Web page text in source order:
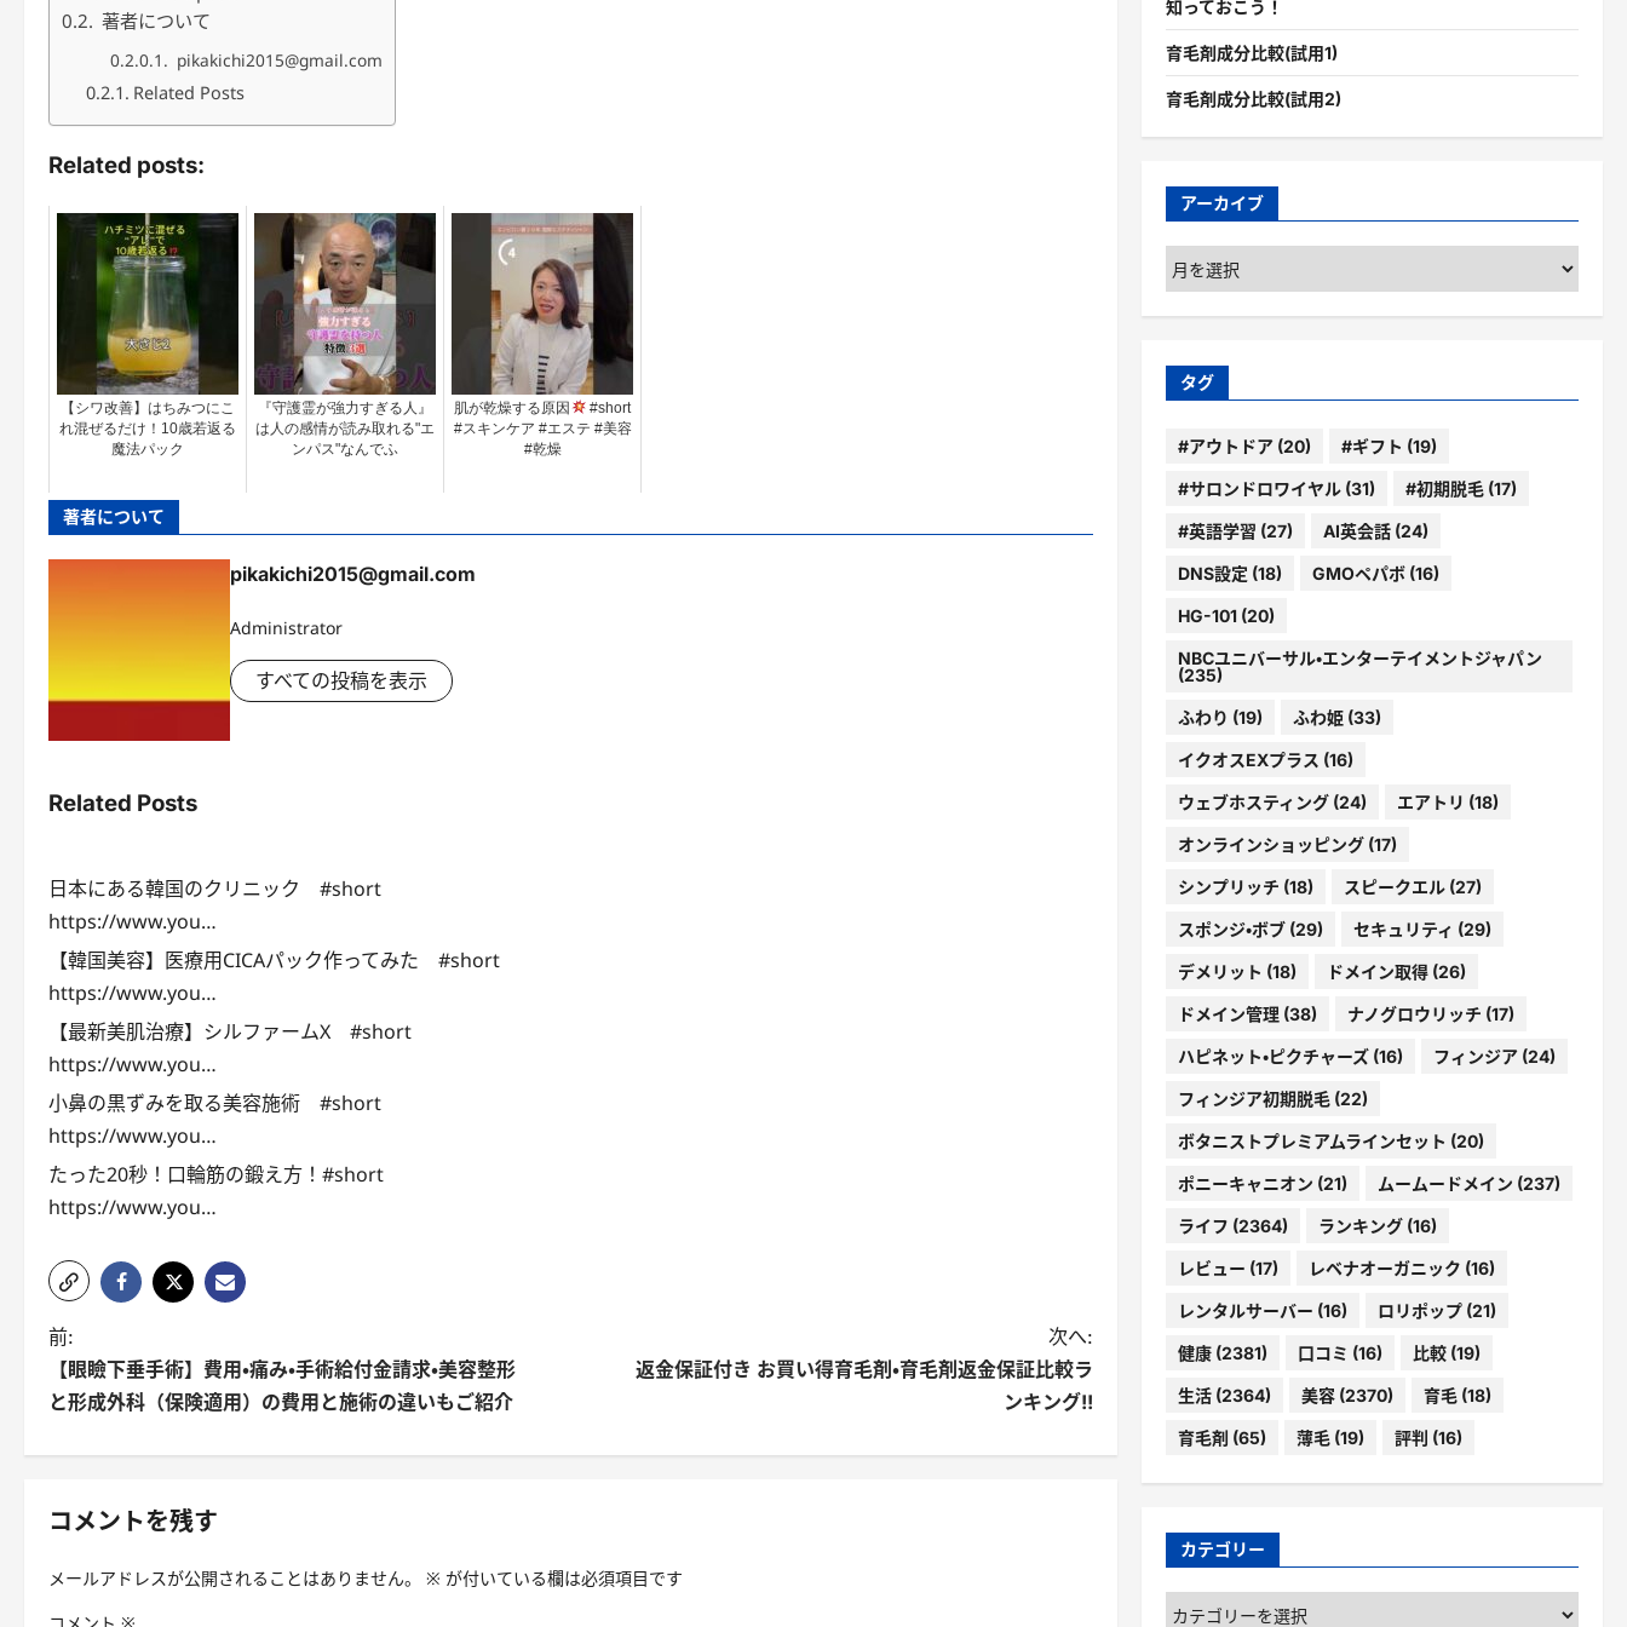
著者について
pikakichi2015@gmail.com
Related Posts
Related posts:
【シワ改善】はちみつにこ
れ混ぜるだけ！10歳若返る
魔法パック
『守護霊が強力すぎる人』
は人の感情が読み取れる"エ
ンパス"なんでふ
肌が乾燥する原因
#short
#スキンケア #エステ #美容
#乾燥
著者について
pikakichi2015@gmail.com
Administrator
すべての投稿を表示
Related Posts
日本にある韓国のクリニック #short
https://www.you…
【韓国美容】医療用CICAパック作ってみた #short
https://www.you…
【最新美肌治療】シルファームX #short
https://www.you…
小鼻の黒ずみを取る美容施術 #short
https://www.you…
たった20秒！口輪筋の鍛え方！#short
https://www.you…
投
稿
ゲ
前:
【眼瞼下垂手術】費用・痛み・手術給付金請求・美容整形
と形成外科（保険適用）の費用と施術の違いもご紹介
次へ:
返金保証付き お買い得育毛剤・育毛剤返金保証比較ラ
ンキング!!
コメントを残す
メールアドレスが公開されることはありません。 ※ が付いている欄は必須項目です
知っておこう！
育毛剤成分比較(試用1)
育毛剤成分比較(試用2)
アーカイブ
ア
ー
カ
ブ
タグ
#アウトドア(20) #ギフト (19)
#サロンドロワイヤル(31) #初期脱毛(17)
#英語学習 (27) AI英会話(24)
DNS設定 (18) GMOペパボ(16)
HG-101(20)
NBCユニバーサル・エンターテイメントジャパン
(235)
ふわり (19) ふわ姫(33)
イクオスEXプラス (16)
ウェブホスティング(24) エアトリ (18)
オンラインショッピング(17)
シンプリッチ (18) スピークエル(27)
スポンジ・ボブ(29) セキュリティ (29)
デメリット (18) ドメイン取得(26)
ドメイン管理(38) ナノグロウリッチ (17)
ハピネット・ピクチャーズ(16) フィンジア(24)
フィンジア初期脱毛(22)
ボタニストプレミアムラインセット (20)
ポニーキャニオン (21) ムームードメイン (237)
ライフ (2364) ランキング(16)
レビュー (17) レベナオーガニック (16)
レンタルサーバー (16) ロリポップ(21)
健康(2381) 口コミ (16) 比較(19)
生活(2364) 美容(2370) 育毛(18)
育毛剤 (65) 薄毛(19) 評判 (16)
カテゴリー
カ